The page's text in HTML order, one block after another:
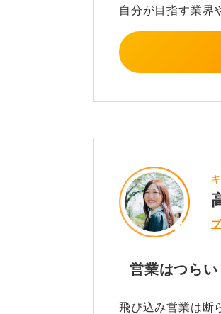
飛び込み営業で最
り越えられるか
自分が目指す業界
営業はつら
飛び込み営業は断